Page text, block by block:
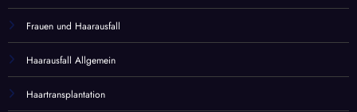
Frauen und Haarausfall
Haarausfall Allgemein
Haartransplantation